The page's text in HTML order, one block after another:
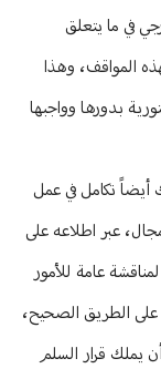
في ما يتعلق
المواقف، وهذا
بدورها وواجبها
تكامل في عمل
عبر اطلاعه على
عامة للأمور
على الطريق الصحيح،
يملك قرار السلم